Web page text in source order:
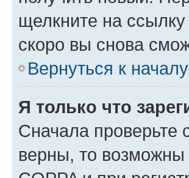
щелкните на ссылку
скоро вы снова
Вернуться к началу
Я только что
Сначала проверьте
верны, то